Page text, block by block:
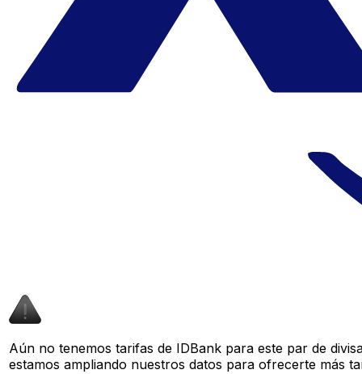
Aún no tenemos tarifas de IDBank para este par de
estamos ampliando nuestros datos para ofrecerte más